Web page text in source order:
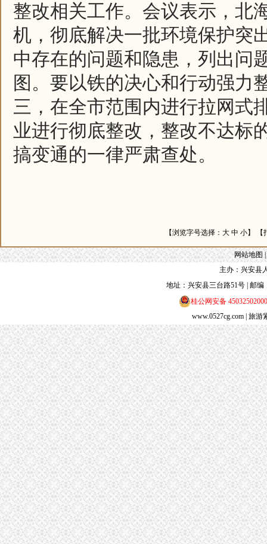
整改相关工作。会议表示，北
机，彻底解决一批环境保护突
中存在的问题和隐患，列出问
图。要以铁的决心和行动强力
三，在全市范围内进行拉网式
业进行彻底整改，整改不达标
搞变通的一律严肃查处。
【浏览字号选择： 大 中 小】 【
网站地图
主办：兴安县
地址：兴安县三台路51号 | 邮编
桂公网安备
www.0527cg.com| 旅游